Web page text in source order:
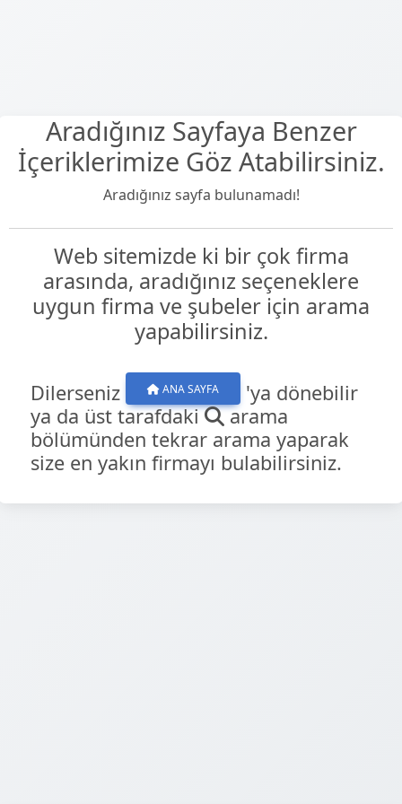
Aradığınız Sayfaya Benzer
İçeriklerimize Göz Atabilirsiniz.
Aradığınız sayfa bulunamadı!
Web sitemizde ki bir çok firma
arasında, aradığınız seçeneklere
uygun firma ve şubeler için arama
yapabilirsiniz.
Dilerseniz ANA SAYFA
'ya dönebilir
ya da üst tarafdaki
arama
bölümünden tekrar arama yaparak
size en yakın firmayı bulabilirsiniz.